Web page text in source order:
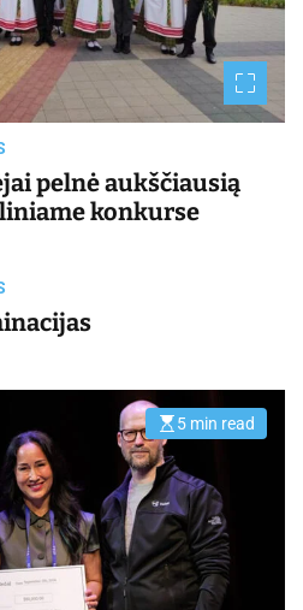
t
m
e
pelnė aukščiausią
konkurse
E
i
m
a
t
e
d
r
e
5 min read